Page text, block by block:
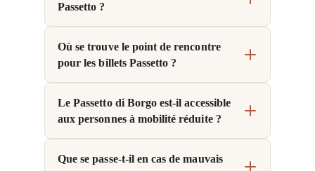
Passetto ?
Où se trouve le point de rencontre
pour les billets Passetto ?
Le Passetto di Borgo est-il accessible
aux personnes à mobilité réduite ?
Que se passe-t-il en cas de mauvais